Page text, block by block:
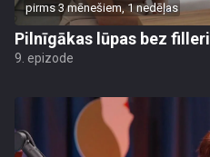
pirms 3 mēnešiem, 1 nedēļas
Pilnīgākas lūpas bez
9. epizode